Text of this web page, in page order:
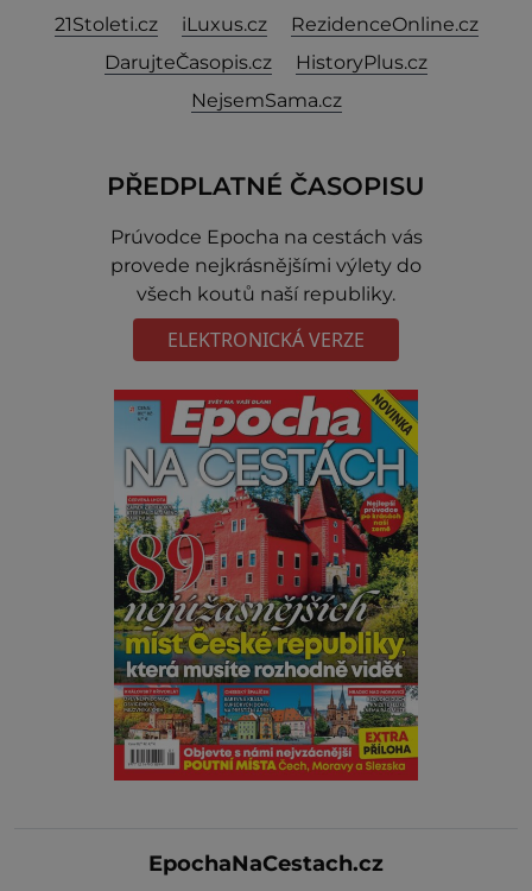
21Stoleti.cz
iLuxus.cz
RezidenceOnline.cz
DarujteČasopis.cz
HistoryPlus.cz
NejsemSama.cz
PŘEDPLATNÉ ČASOPISU
Prúvodce Epocha na cestách vás
provede nejkrásnějšími výlety do
všech koutů naší republiky.
ELEKTRONICKÁ VERZE
EpochaNaCestach.cz